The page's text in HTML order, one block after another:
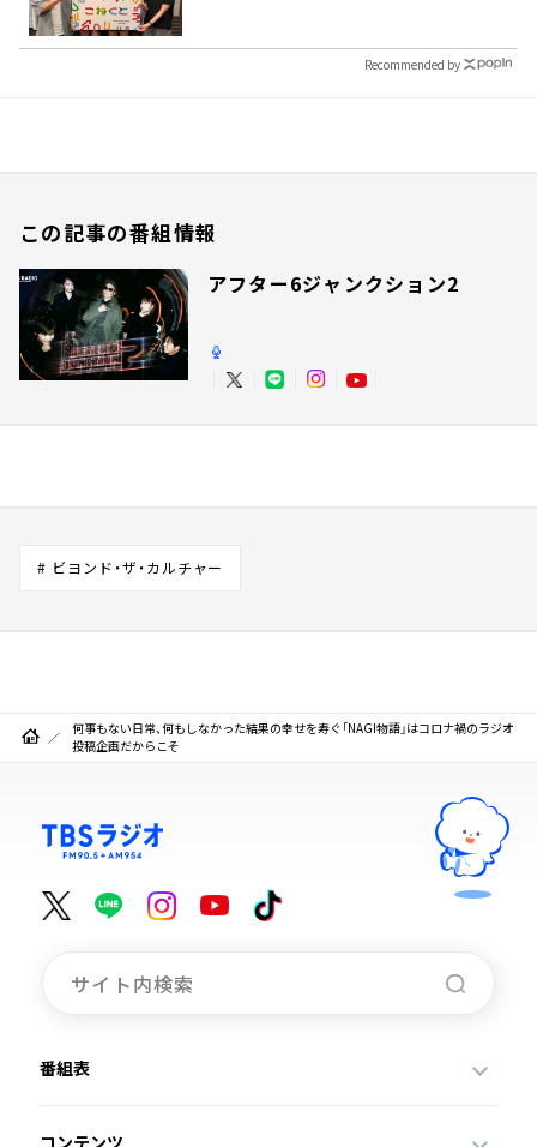
Recommended by
この記事の番組情報
アフター6ジャンクション2
# ビヨンド・ザ・カルチャー
何事もない日常、何もしなかった結果の幸せを寿ぐ「NAGI物語」はコロナ禍のラジオ
投稿企画だからこそ
番組表